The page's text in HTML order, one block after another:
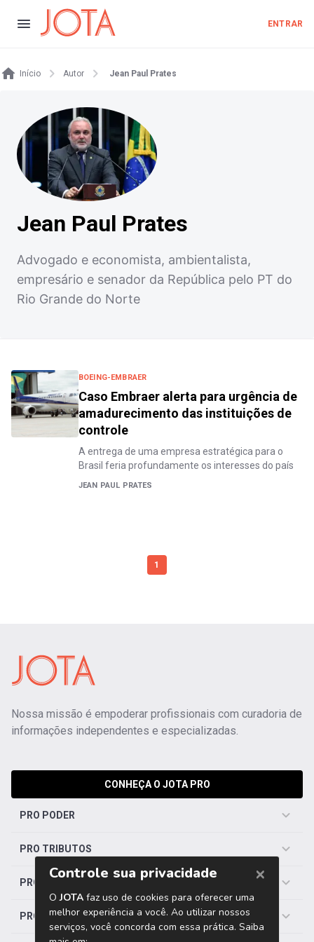
ENTRAR
Início Autor Jean Paul Prates
Jean Paul Prates
Advogado e economista, ambientalista,
empresário e senador da República pelo PT do
Rio Grande do Norte
BOEING-EMBRAER
Caso Embraer alerta para urgência de
amadurecimento das instituições de
controle
A entrega de uma empresa estratégica para o
Brasil feria profundamente os interesses do país
JEAN PAUL PRATES
1
Nossa missão é empoderar profissionais com curadoria de
informações independentes e especializadas.
CONHEÇA O JOTA PRO
PRO PODER
PRO TRIBUTOS
PRO TRABALHISTA
PRO SAÚDE